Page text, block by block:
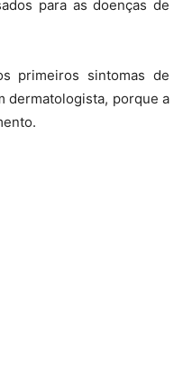
para as doenças de
primeiros sintomas de
dermatologista, porque a